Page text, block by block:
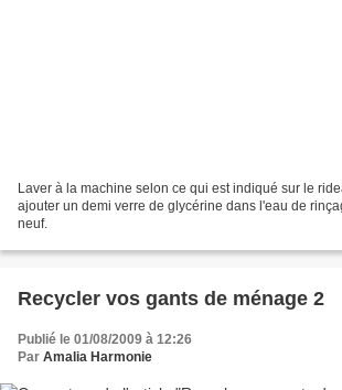
Laver à la machine selon ce qui est indiqué sur le
ajouter un demi verre de glycérine dans l'eau de
neuf.
Recycler vos gants de ménage 2
Publié le 01/08/2009 à 12:26
Par Amalia Harmonie